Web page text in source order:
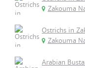
Zakouma
Ostrichs in
Zakouma
Arabian